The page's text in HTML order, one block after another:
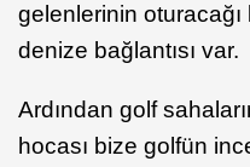
gelenlerinin oturacağı
denize bağlantısı var.
Ardından golf
hocası bize golfün